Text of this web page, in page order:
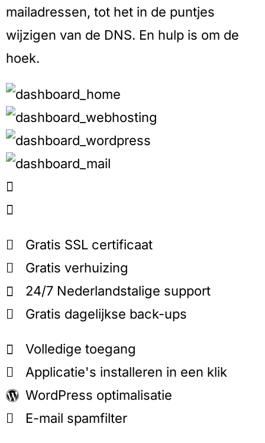
mailadressen, tot het in de puntjes
wijzigen van de DNS. En hulp is om de
hoek.
Gratis SSL certificaat
Gratis verhuizing
24/7 Nederlandstalige support
Gratis dagelijkse back-ups
Volledige toegang
Applicatie's installeren in een klik
WordPress optimalisatie
E-mail spamfilter